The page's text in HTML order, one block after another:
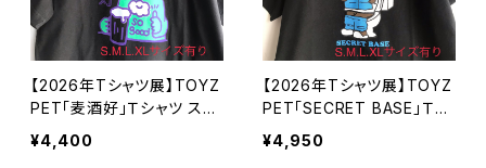
【2026年Tシャツ展】TOYZ
PET「麦酒好」Ｔシャツ スミ
クロ S・M・L・XLサイズ【ハ
ンドメイドTシャツ・作家作
¥4,400
【2026年Tシャツ展】TOYZ
PET「SECRET BASE」Ｔシ
ャツ スミクロ S・M・L・XLサ
イズ【ハンドメイドTシャツ・
¥4,950